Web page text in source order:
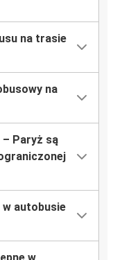
na trasie
na
Paryż są
autobusie